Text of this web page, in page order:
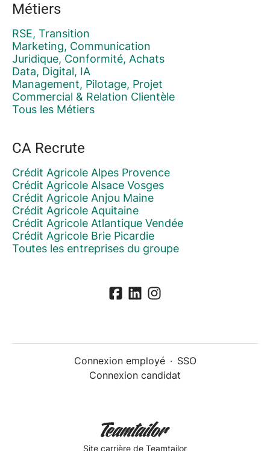
Métiers
RSE, Transition
Marketing, Communication
Juridique, Conformité, Achats
Data, Digital, IA
Management, Pilotage, Projet
Commercial & Relation Clientèle
Tous les Métiers
CA Recrute
Crédit Agricole Alpes Provence
Crédit Agricole Alsace Vosges
Crédit Agricole Anjou Maine
Crédit Agricole Aquitaine
Crédit Agricole Atlantique Vendée
Crédit Agricole Brie Picardie
Toutes les entreprises du groupe
Connexion employé · SSO
Connexion candidat
Site carrière de Teamtailor